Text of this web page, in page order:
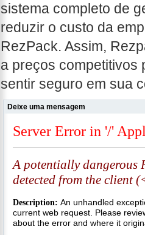
sistema completo de
reduzir o custo da
RezPack. Assim,
a preços competitivos
sentir seguro em sua
Deixe uma mensagem